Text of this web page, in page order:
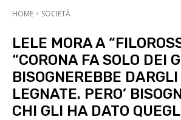
HOME SOCIETÀ
LELE MORA A
“CORONA FA SOLO DEI
BISOGNEREBBE
LEGNATE. PERO’
CHI GLI HA DATO